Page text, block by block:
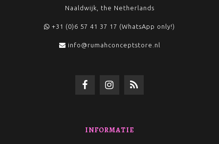
Naaldwijk, the Netherlands
+31 (0)6 57 41 37 17 (WhatsApp only!)
info@rumahconceptstore.nl
INFORMATIE